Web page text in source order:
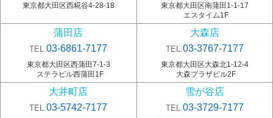
東京都大田区西糀谷4-28-18
東京都大田区南蒲田1-1-17
エスタイム1F
蒲田店
TEL.03-6861-7177
東京都大田区西蒲田7-1-3
ステラビル西蒲田1F
大森店
TEL. 03-3767-7177
東京都大田区大森北1-12-4
大森プラザビル2F
大井町店
TEL.03-5742-7177
雪が谷店
TEL. 03-3729-7177